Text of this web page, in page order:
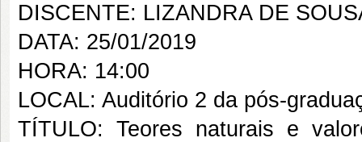
DISCENTE: LIZANDRA DE
DATA: 25/01/2019
HORA: 14:00
LOCAL: Auditório 2 da pós-
TÍTULO: Teores naturais e